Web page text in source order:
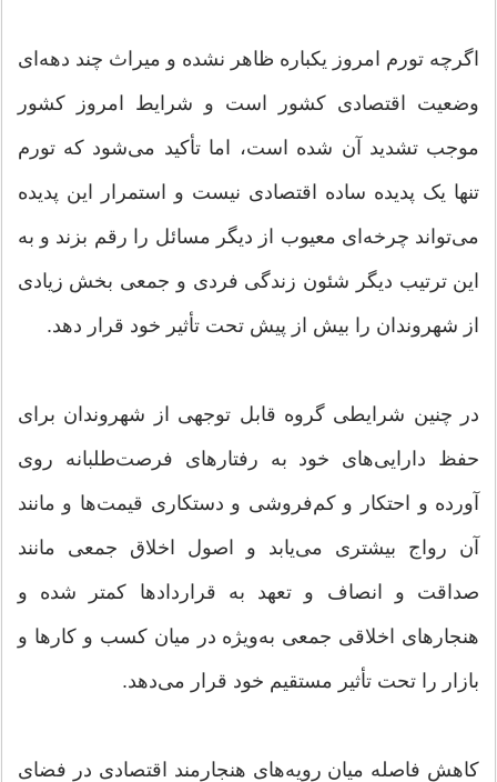
اگرچه تورم امروز یکباره ظاهر نشده و میراث چند دهه‌ای
وضعیت اقتصادی کشور است و شرایط امروز کشور
موجب تشدید آن شده است، اما تأکید می‌شود که تورم
تنها یک پدیده ساده اقتصادی نیست و استمرار این پدیده
می‌تواند چرخه‌ای معیوب از دیگر مسائل را رقم بزند و به
این ترتیب دیگر شئون زندگی فردی و جمعی بخش زیادی
از شهروندان را بیش از پیش تحت تأثیر خود قرار دهد.
در چنین شرایطی گروه قابل توجهی از شهروندان برای
حفظ دارایی‌های خود به رفتارهای فرصت‌طلبانه روی
آورده و احتکار و کم‌فروشی و دستکاری قیمت‌ها و مانند
آن رواج بیشتری می‌یابد و اصول اخلاق جمعی مانند
صداقت و انصاف و تعهد به قراردادها کمتر شده و
هنجارهای اخلاقی جمعی به‌ویژه در میان کسب و کارها و
بازار را تحت تأثیر مستقیم خود قرار می‌دهد.
کاهش فاصله میان رویه‌های هنجارمند اقتصادی در فضای